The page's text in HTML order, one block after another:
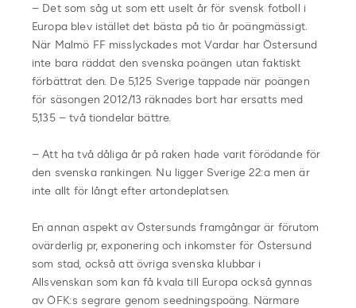
– Det som såg ut som ett uselt år för svensk fotboll i
Europa blev istället det bästa på tio år poängmässigt.
När Malmö FF misslyckades mot Vardar har Östersund
inte bara räddat den svenska poängen utan faktiskt
förbättrat den. De 5,125 Sverige tappade när poängen
för säsongen 2012/13 räknades bort har ersatts med
5,135 – två tiondelar bättre.
– Att ha två dåliga år på raken hade varit förödande för
den svenska rankingen. Nu ligger Sverige 22:a men är
inte allt för långt efter artondeplatsen.
En annan aspekt av Östersunds framgångar är förutom
ovärderlig pr, exponering och inkomster för Östersund
som stad, också att övriga svenska klubbar i
Allsvenskan som kan få kvala till Europa också gynnas
av ÖFK:s segrare genom seedningspoäng. Närmare